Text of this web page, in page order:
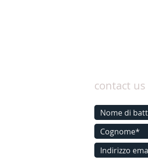
contact us